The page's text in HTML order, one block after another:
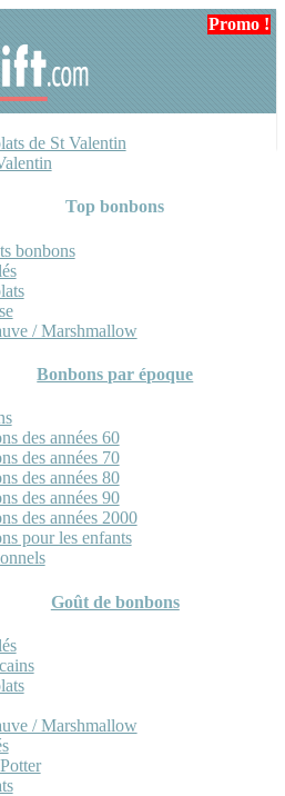
de St Valentin
Top bonbons
bonbons
/ Marshmallow
Bonbons par époque
des années 60
des années 70
des années 80
des années 90
des années 2000
pour les enfants
Goût de bonbons
/ Marshmallow
Promo !
Promo !